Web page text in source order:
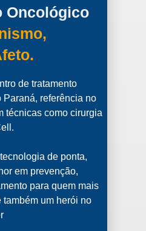
de tratamento
Paraná, referência no
técnicas como cirurgia
de ponta,
em prevenção,
para quem mais
também um herói no
Oncológico